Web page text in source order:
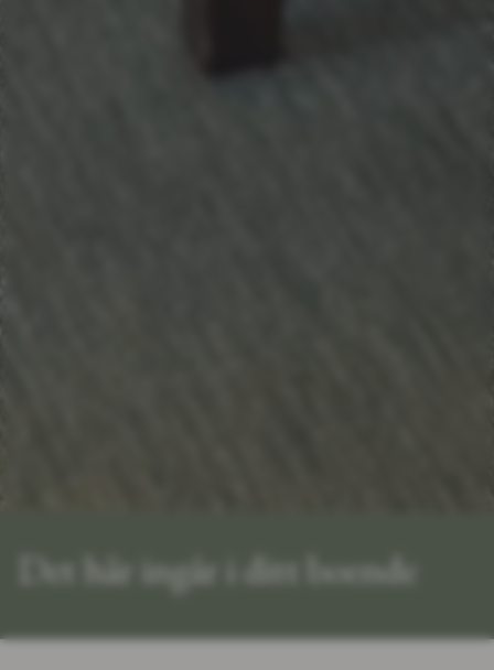
Det här ingår i ditt boende